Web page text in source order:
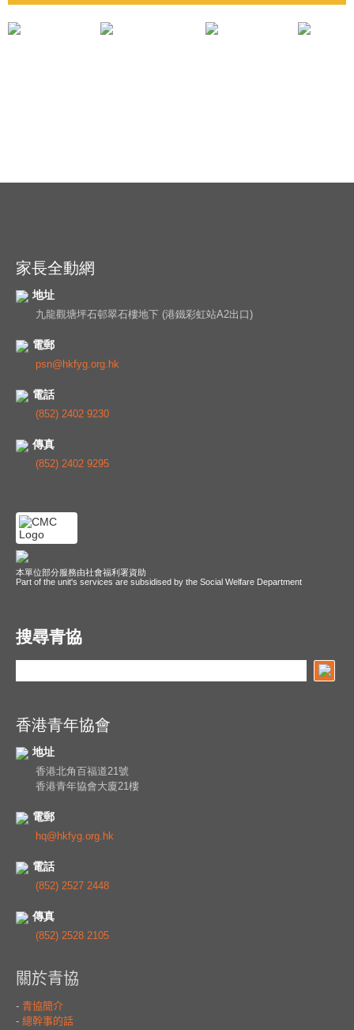
家長全動網
地址
九龍觀塘坪石邨翠石樓地下 (港鐵彩虹站A2出口)
電郵
psn@hkfyg.org.hk
電話
(852) 2402 9230
傳真
(852) 2402 9295
本單位部分服務由社會福利署資助
Part of the unit's services are subsidised by the Social Welfare Department
搜尋青協
香港青年協會
地址
香港北角百福道21號
香港青年協會大廈21樓
電郵
hq@hkfyg.org.hk
電話
(852) 2527 2448
傳真
(852) 2528 2105